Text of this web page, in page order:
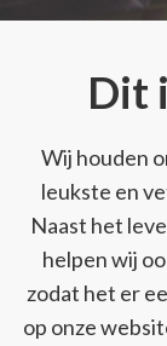
Dit
Wij houden
leukste en
Naast het
helpen wij
zodat het er
op onze